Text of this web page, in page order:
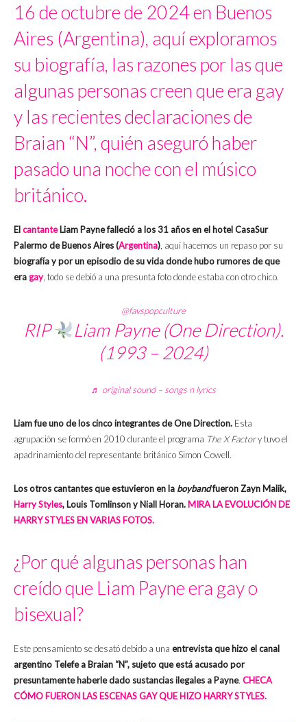
16 de octubre de 2024 en Buenos
Aires (Argentina), aquí exploramos
su biografía, las razones por las que
algunas personas creen que era gay
y las recientes declaraciones de
Braian “N”, quién aseguró haber
pasado una noche con el músico
británico.
ElcantanteLiam Payne falleció a los 31 años en el hotel CasaSur
Palermo de Buenos Aires (Argentina), aquí hacemos un repaso por su
biografía y por un episodio de su vida donde hubo rumores de que
eragay, todo se debió a una presunta foto donde estaba con otro chico.
@favspopculture
RIP
Liam Payne (One Direction).
(1993 – 2024)
♬ original sound – songs n lyrics
Liam fue uno de los cinco integrantes de One Direction. Esta
agrupación se formó en 2010 durante el programa The X Factory tuvo el
apadrinamiento del representante británico Simon Cowell.
Los otros cantantes que estuvieron en la boybandfueron Zayn Malik,
Harry Styles, Louis Tomlinson y Niall Horan. MIRA LA EVOLUCIÓN DE
HARRY STYLES EN VARIAS FOTOS.
¿Por qué algunas personas han
creído que Liam Payne era gay o
bisexual?
Este pensamiento se desató debido a una entrevista que hizo el canal
argentino Telefe a Braian “N”, sujeto que está acusado por
presuntamente haberle dado sustancias ilegales a Payne. CHECA
CÓMO FUERON LAS ESCENAS GAY QUE HIZO HARRY STYLES.